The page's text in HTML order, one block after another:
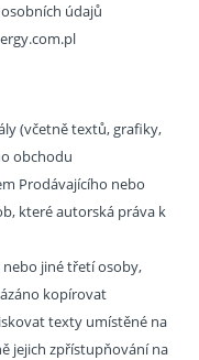
údajů
(včetně textů, grafiky,
obchodu
Prodávajícího nebo
které autorská práva k
jiné třetí osoby,
kopírovat
texty umístěné na
jejich zpřístupňování na